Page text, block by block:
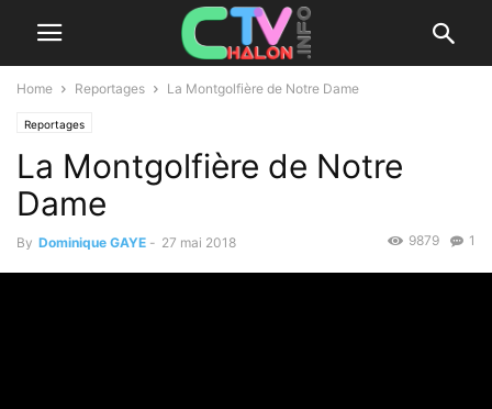
Home Reportages La Montgolfière de Notre Dame
Reportages
La Montgolfière de Notre
Dame
By Dominique GAYE - 27 mai 2018 1
9879